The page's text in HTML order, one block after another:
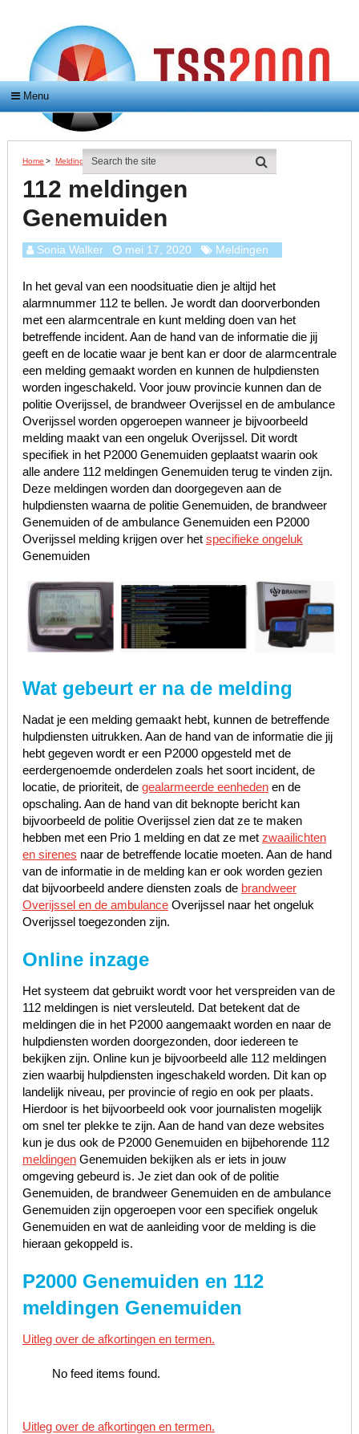
Menu
Home > Meldingen > 112 Meldingen Genemuiden
112 meldingen
Genemuiden
Sonia Walker mei 17, 2020 Meldingen
In het geval van een noodsituatie dien je altijd het
alarmnummer 112 te bellen. Je wordt dan doorverbonden
met een alarmcentrale en kunt melding doen van het
betreffende incident. Aan de hand van de informatie die jij
geeft en de locatie waar je bent kan er door de alarmcentrale
een melding gemaakt worden en kunnen de hulpdiensten
worden ingeschakeld. Voor jouw provincie kunnen dan de
politie Overijssel, de brandweer Overijssel en de ambulance
Overijssel worden opgeroepen wanneer je bijvoorbeeld
melding maakt van een ongeluk Overijssel. Dit wordt
specifiek in het P2000 Genemuiden geplaatst waarin ook
alle andere 112 meldingen Genemuiden terug te vinden zijn.
Deze meldingen worden dan doorgegeven aan de
hulpdiensten waarna de politie Genemuiden, de brandweer
Genemuiden of de ambulance Genemuiden een P2000
Overijssel melding krijgen over het specifieke ongeluk
Genemuiden
Wat gebeurt er na de melding
Nadat je een melding gemaakt hebt, kunnen de betreffende
hulpdiensten uitrukken. Aan de hand van de informatie die jij
hebt gegeven wordt er een P2000 opgesteld met de
eerdergenoemde onderdelen zoals het soort incident, de
locatie, de prioriteit, de gealarmeerde eenhedenen de
opschaling. Aan de hand van dit beknopte bericht kan
bijvoorbeeld de politie Overijssel zien dat ze te maken
hebben met een Prio 1 melding en dat ze met zwaailichten
en sirenes naar de betreffende locatie moeten. Aan de hand
van de informatie in de melding kan er ook worden gezien
dat bijvoorbeeld andere diensten zoals de brandweer
Overijssel en de ambulanceOverijssel naar het ongeluk
Overijssel toegezonden zijn.
Online inzage
Het systeem dat gebruikt wordt voor het verspreiden van de
112 meldingen is niet versleuteld. Dat betekent dat de
meldingen die in het P2000 aangemaakt worden en naar de
hulpdiensten worden doorgezonden, door iedereen te
bekijken zijn. Online kun je bijvoorbeeld alle 112 meldingen
zien waarbij hulpdiensten ingeschakeld worden. Dit kan op
landelijk niveau, per provincie of regio en ook per plaats.
Hierdoor is het bijvoorbeeld ook voor journalisten mogelijk
om snel ter plekke te zijn. Aan de hand van deze websites
kun je dus ook de P2000 Genemuiden en bijbehorende 112
meldingenGenemuiden bekijken als er iets in jouw
omgeving gebeurd is. Je ziet dan ook of de politie
Genemuiden, de brandweer Genemuiden en de ambulance
Genemuiden zijn opgeroepen voor een specifiek ongeluk
Genemuiden en wat de aanleiding voor de melding is die
hieraan gekoppeld is.
P2000 Genemuiden en 112
meldingen Genemuiden
Uitleg over de afkortingen en termen.
No feed items found.
Uitleg over de afkortingen en termen.